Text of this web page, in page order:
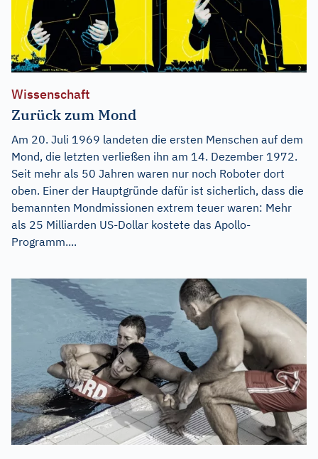
Wissenschaft
Zurück zum Mond
Am 20. Juli 1969 landeten die ersten Menschen auf dem
Mond, die letzten verließen ihn am 14. Dezember 1972.
Seit mehr als 50 Jahren waren nur noch Roboter dort
oben. Einer der Hauptgründe dafür ist sicherlich, dass die
bemannten Mondmissionen extrem teuer waren: Mehr
als 25 Milliarden US-Dollar kostete das Apollo-
Programm....